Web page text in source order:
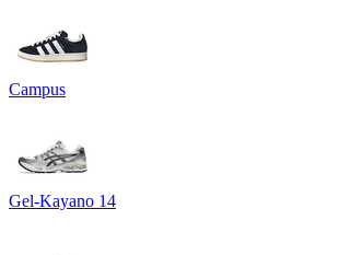
Campus
Gel-Kayano 14